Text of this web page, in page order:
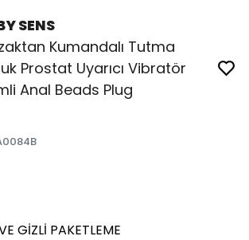
SENS
Kumandalı Tutma
Prostat Uyarıcı Vibratör
Anal Beads Plug
GİZLİ PAKETLEME